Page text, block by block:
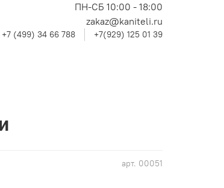
ПН-СБ 10:00 - 18:00
zakaz@kaniteli.ru
+7 (499) 34 66 788 +7(929) 125 01 39
арт. 00051